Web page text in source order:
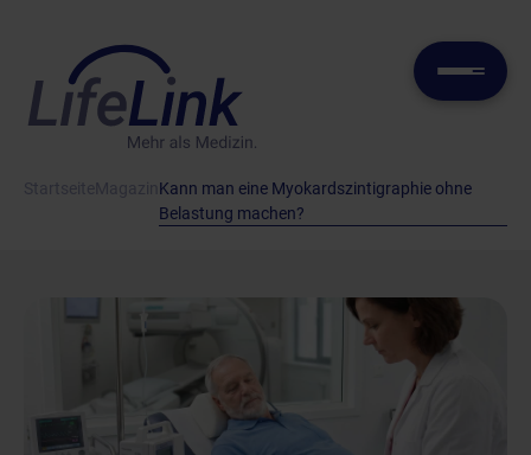
Kann man eine Myokardszintigraphie ohne
Belastung machen?